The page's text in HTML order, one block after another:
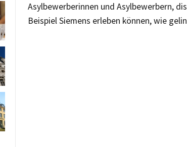
Asylbewerberinnen und Asylbewerbern,
Beispiel Siemens erleben können, wie